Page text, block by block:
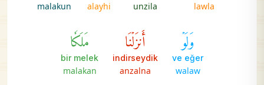
lawla
unzila
alayhi
malakun
وَلَوۡ
ve eğer
walaw
أَنزَلۡنَا
indirseydik
anzalna
مَلَكٗا
bir melek
malakan